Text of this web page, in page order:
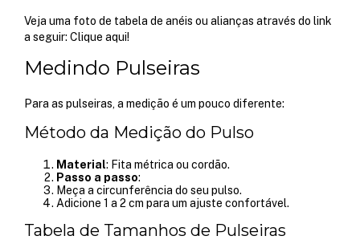
Veja uma foto de tabela de anéis ou alianças através do link
a seguir: Clique aqui!
Medindo Pulseiras
Para as pulseiras, a medição é um pouco diferente:
Método da Medição do Pulso
Material: Fita métrica ou cordão.
Passo a passo:
Meça a circunferência do seu pulso.
Adicione 1 a 2 cm para um ajuste confortável.
Tabela de Tamanhos de Pulseiras